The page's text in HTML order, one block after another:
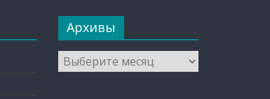
Архивы
Архивы